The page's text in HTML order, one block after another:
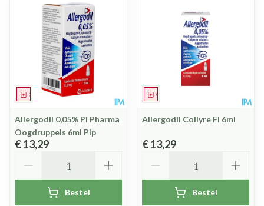
Geneesmiddel
Allergodil 0,05% Pi Pharma
Oogdruppels 6ml Pip
€ 13,29
Bestel
Geneesmiddel
Allergodil Collyre Fl 6ml
€ 13,29
Bestel